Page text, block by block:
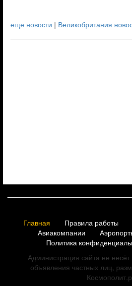
еще новости | Великобритания
Главная Правила работы
Авиакомпании
Политика
Администрация сайта не несёт
объявления частных лиц,